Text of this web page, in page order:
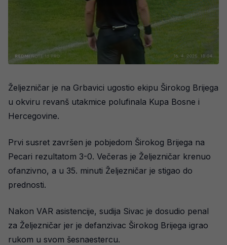
Željezničar je na Grbavici ugostio ekipu Širokog Brijega
u okviru revanš utakmice polufinala Kupa Bosne i
Hercegovine.
Prvi susret završen je pobjedom Širokog Brijega na
Pecari rezultatom 3-0. Večeras je Željezničar krenuo
ofanzivno, a u 35. minuti Željezničar je stigao do
prednosti.
Nakon VAR asistencije, sudija Sivac je dosudio penal
za Željezničar jer je defanzivac Širokog Brijega igrao
rukom u svom šesnaestercu.